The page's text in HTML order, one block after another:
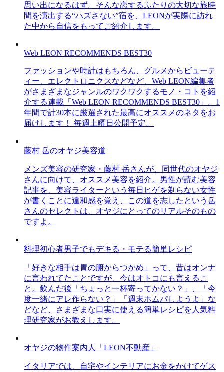
思い出になるはず。そんな恋するふたりの大切な旅時
間を演出する“ハズさない”宿を、LEONが実際に訪れ
た中から自信をもってご紹介します。
Web LEON RECOMMENDS BEST30
ファッションや時計はもちろん、グルメからビューテ
ィー、エレクトロニクスなどなど、Web LEON編集者
がさまざまなジャンルのワクワクするモノ・コトを紹
介する連載「Web LEON RECOMMENDS BEST30」。1
年間で計30本に厳選された最高にオススメのネタをお
届けします！ 毎週土曜日公開予定。
藤村 岳のオヤジ美容道
メンズ美容の研究家・藤村 岳さんが、同世代のオヤジ
さんに向けて、オススメ美容を紹介。男性が読む美容
記事を、美容ライターという毎日ヒゲを剃らない女性
が書くことに違和感を覚え、この道を志したという岳
さんのセレクトは、オヤジにとってのリアルそのもの
ですよ。
料理初心者男子でもデキる・モテる簡単レシピ
「好きな相手は胃の腑からつかめ」って、昔はオンナ
に言われてたことですが、今はオトコにも言えるこ
と。飲んだ後「ちょっと一杯寄ってかない？」、「今
度一緒にアレ作らない？」「週末ホムパしようよ」な
どなど、さまざまな口実に使える簡単レシピを人気料
理研究家がお教えします。
オヤジの物件案内人「LEON不動産」
イタリアでは、自宅やインテリアにお金をかけてゲス